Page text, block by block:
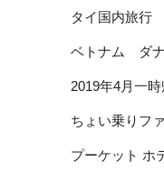
タイ国内旅行
ベトナム ダ
2019年4月一時
ちょい乗りフ
プーケット ホ